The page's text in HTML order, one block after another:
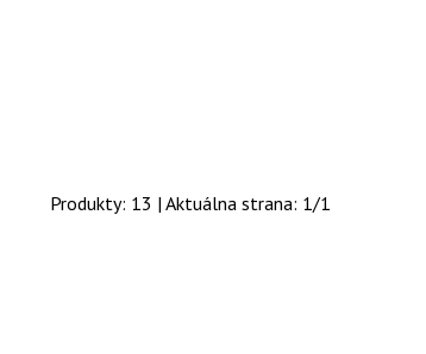
Produkty: 13 | Aktuálna strana: 1/1